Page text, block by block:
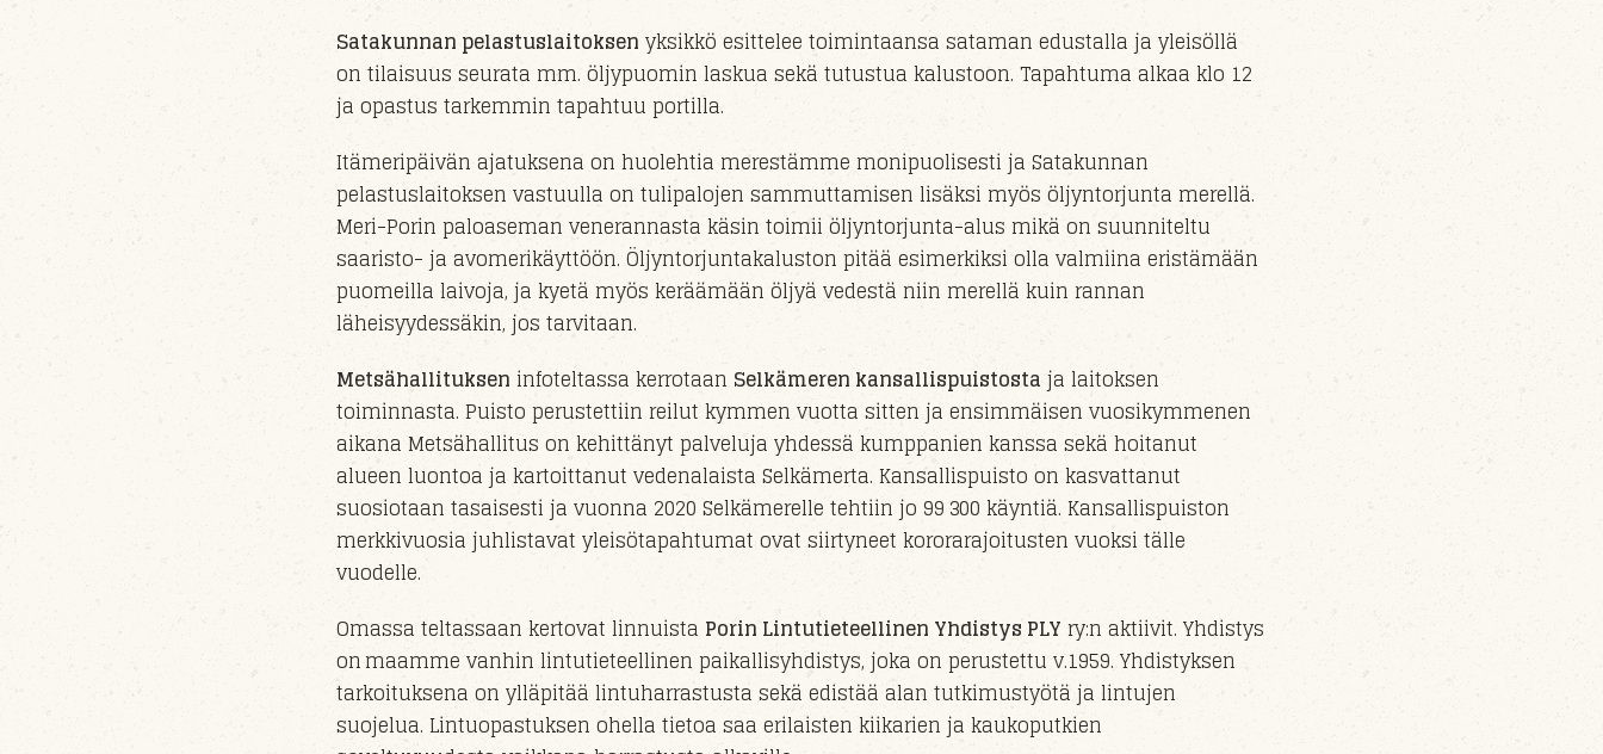
Satakunnan pelastuslaitoksen yksikkö esittelee toimintaansa sataman edustalla ja yleisöllä
on tilaisuus seurata mm. öljypuomin laskua sekä tutustua kalustoon. Tapahtuma alkaa klo 12
ja opastus tarkemmin tapahtuu portilla.
Itämeripäivän ajatuksena on huolehtia merestämme monipuolisesti ja Satakunnan
pelastuslaitoksen vastuulla on tulipalojen sammuttamisen lisäksi myös öljyntorjunta merellä.
Meri-Porin paloaseman venerannasta käsin toimii öljyntorjunta-alus mikä on suunniteltu
saaristo- ja avomerikäyttöön. Öljyntorjuntakaluston pitää esimerkiksi olla valmiina eristämään
puomeilla laivoja, ja kyetä myös keräämään öljyä vedestä niin merellä kuin rannan
läheisyydessäkin, jos tarvitaan.
Metsähallituksen infoteltassa kerrotaan Selkämeren kansallispuistosta ja laitoksen
toiminnasta. Puisto perustettiin reilut kymmen vuotta sitten ja ensimmäisen vuosikymmenen
aikana Metsähallitus on kehittänyt palveluja yhdessä kumppanien kanssa sekä hoitanut
alueen luontoa ja kartoittanut vedenalaista Selkämerta. Kansallispuisto on kasvattanut
suosiotaan tasaisesti ja vuonna 2020 Selkämerelle tehtiin jo 99 300 käyntiä. Kansallispuiston
merkkivuosia juhlistavat yleisötapahtumat ovat siirtyneet kororarajoitusten vuoksi tälle
vuodelle.
Omassa teltassaan kertovat linnuista Porin Lintutieteellinen Yhdistys PLY ry:n aktiivit. Yhdistys
on maamme vanhin lintutieteellinen paikallisyhdistys, joka on perustettu v.1959. Yhdistyksen
tarkoituksena on ylläpitää lintuharrastusta sekä edistää alan tutkimustyötä ja lintujen
suojelua. Lintuopastuksen ohella tietoa saa erilaisten kiikarien ja kaukoputkien